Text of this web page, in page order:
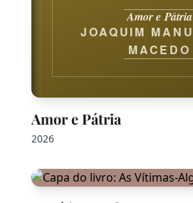
Amor e Pátria
JOAQUIM
MACEDO
Amor e Pátria
2026